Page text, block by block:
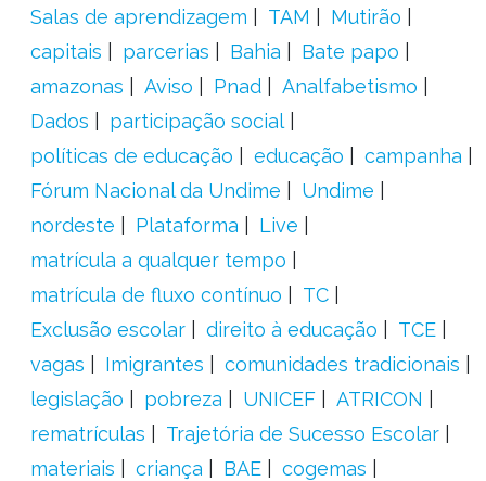
Salas de aprendizagem
TAM
Mutirão
capitais
parcerias Bahia
Bate papo
amazonas
Aviso Pnad
Analfabetismo
Dados
participação social
políticas de educação
educação
campanha
Fórum Nacional da Undime
Undime
nordeste
Plataforma
Live
matrícula a qualquer tempo
matrícula de fluxo contínuo
TC
Exclusão escolar
direito à educação
TCE
vagas
Imigrantes
comunidades tradicionais
legislação
pobreza UNICEF
ATRICON
rematrículas
Trajetória de Sucesso Escolar
materiais
criança BAE
cogemas